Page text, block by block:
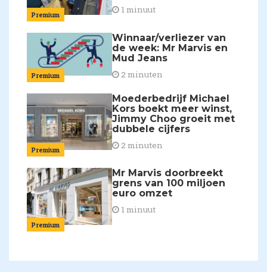
Premium 1 minuut
Premium
Winnaar/verliezer van
de week: Mr Marvis en
Mud Jeans
2 minuten
Premium
Moederbedrijf Michael
Kors boekt meer winst,
Jimmy Choo groeit met
dubbele cijfers
2 minuten
Premium
Mr Marvis doorbreekt
grens van 100 miljoen
euro omzet
1 minuut